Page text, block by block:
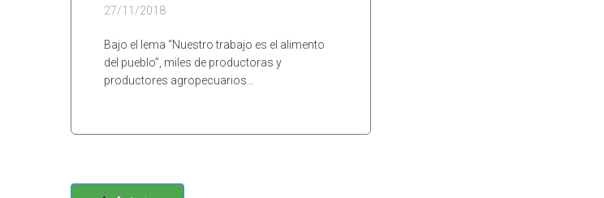
27/11/2018
Bajo el lema “Nuestro trabajo es el alimento
del pueblo”, miles de productoras y
productores agropecuarios…